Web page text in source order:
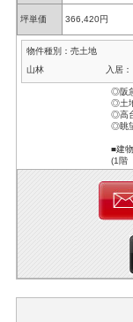
坪単価 366,420円
物件種別： 売土地
山林
入居：
◎阪
◎土
◎高
◎眺
■建
(1階